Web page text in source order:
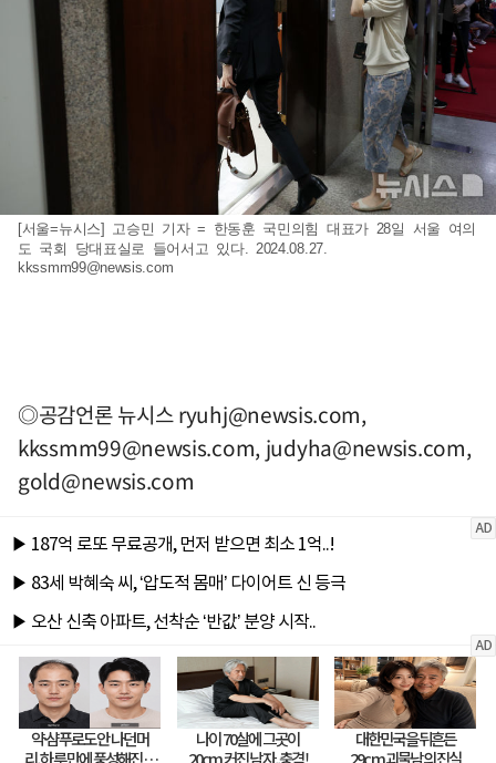
[서울=뉴시스] 고승민 기자 = 한동훈 국민의힘 대표가 28일 서울 여의
도 국회 당대표실로 들어서고 있다. 2024.08.27.
kkssmm99@newsis.com
◎공감언론 뉴시스ryuhj@newsis.com,
kkssmm99@newsis.com, judyha@newsis.com,
gold@newsis.com